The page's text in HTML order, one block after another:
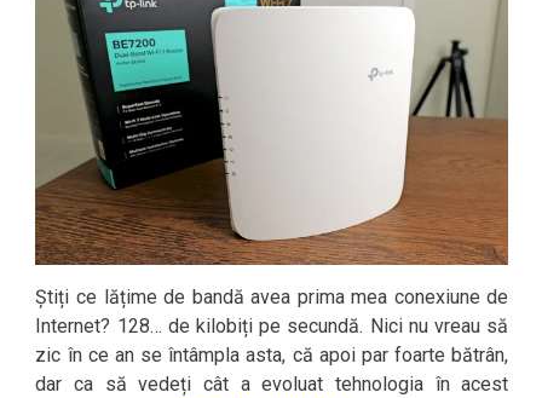
Știți ce lățime de bandă avea prima mea conexiune de
Internet? 128… de kilobiți pe secundă. Nici nu vreau să
zic în ce an se întâmpla asta, că apoi par foarte bătrân,
dar ca să vedeți cât a evoluat tehnologia în acest